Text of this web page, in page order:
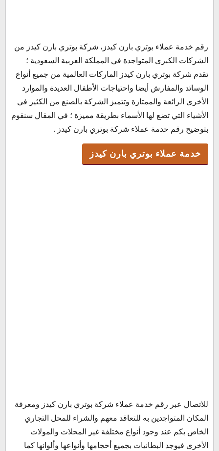
شركة بوتري بارن كيدز الخط الساخن
شركة بوتري بارن كيدز الرقم الموحد
رقم الواتس اب شركة بوتري بارن كيدز
عنوان شركة بوتري بارن كيدز
رقم خدمة عملاء بوتري بارن كيدز، شركة بوتري بارن كيدز من
الشركات الكبرى المتواجدة في المملكة العربية السعودية ؛
تقدم شركة بوتري بارن كيدز الماركات العالمية من جميع أنواع
الوسائد والمفارش أيضا واحتياجات الأطفال العديدة والموارد
الأخرى الرائعة والممتازة وتتميز الشركة بالصنع من الكثير في
الأشياء التي تضع لها الأسماء بطريقة مميزة ؛ في المقال سنقوم
بتوضيح رقم خدمة عملاء شركة بوتري بارن كيدز .
خدمة عملاء بوتري بارن كيدز
للاتصال عبر رقم خدمة عملاء شركة بوتري بارن كيدز ومعرفة
المكان المتواجدين به للتعاقد معهم والشراء للمحل التجاري
الخاص بكم عند وجود أنواع مختلفة غير المحلات والمولات
الأخرى فيوجد البطانيات بجميع أحجامها وأنواعها وألوانها كما